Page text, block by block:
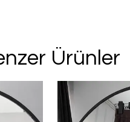
Ürünler
Kullanım